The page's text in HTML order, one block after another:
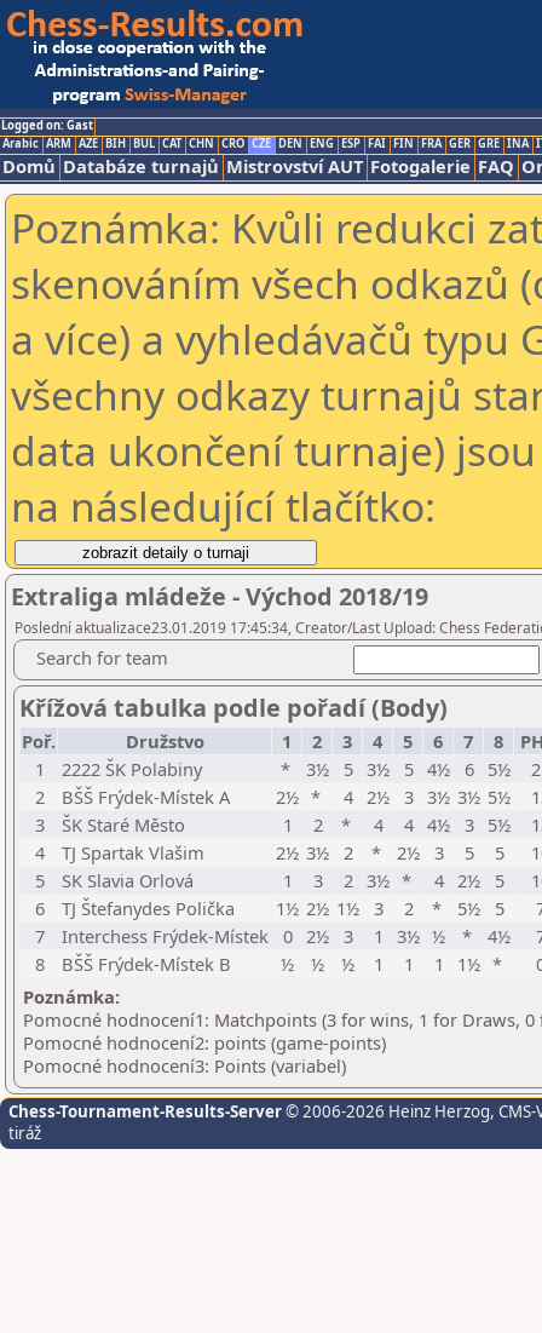
Logged on: Gast
Arabic ARM AZE BIH BUL CAT CHN CRO CZE DEN ENG ESP FAI FIN FRA GER GRE INA
Domů Databáze turnajů Mistrovství AUT Fotogalerie FAQ
Poznámka: Kvůli redukci
skenováním všech odkazů
a více) a vyhledávačů typu
všechny odkazy turnajů
data ukončení turnaje)
na následující tlačítko:
Extraliga mládeže - Východ 2018/19
Poslední aktualizace23.01.2019 17:45:34, Creator/Last Upload: Chess
Search for team
Křížová tabulka podle pořadí (Body)
Poř. Družstvo 1 2 3 4 5 6 7 8
1
2222 ŠK Polabiny * 3½ 5 3½ 5 4½ 6 5½
2
BŠŠ Frýdek-Místek A 2½ * 4 2½ 3 3½ 3½ 5½
3
ŠK Staré Město 1 2 * 4 4 4½ 3 5½
4
TJ Spartak Vlašim 2½ 3½ 2 * 2½ 3 5 5
5
SK Slavia Orlová 1 3 2 3½ * 4 2½ 5
6
TJ Štefanydes Polička 1½ 2½ 1½ 3 2 * 5½ 5
7
Interchess Frýdek-Místek 0 2½ 3 1 3½ ½ * 4½
8
BŠŠ Frýdek-Místek B ½ ½ ½ 1 1 1 1½ *
Poznámka:
Pomocné hodnocení1: Matchpoints (3 for wins, 1 for Draws, 0
Pomocné hodnocení2: points (game-points)
Pomocné hodnocení3: Points (variabel)
Chess-Tournament-Results-Server© 2006-2026 Heinz Herzog,
tiráž